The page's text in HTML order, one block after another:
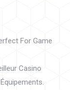
For Game
Casino